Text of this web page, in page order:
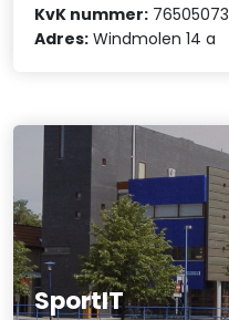
KvK nummer: 76505073
Adres: Windmolen 14 a
SportIT